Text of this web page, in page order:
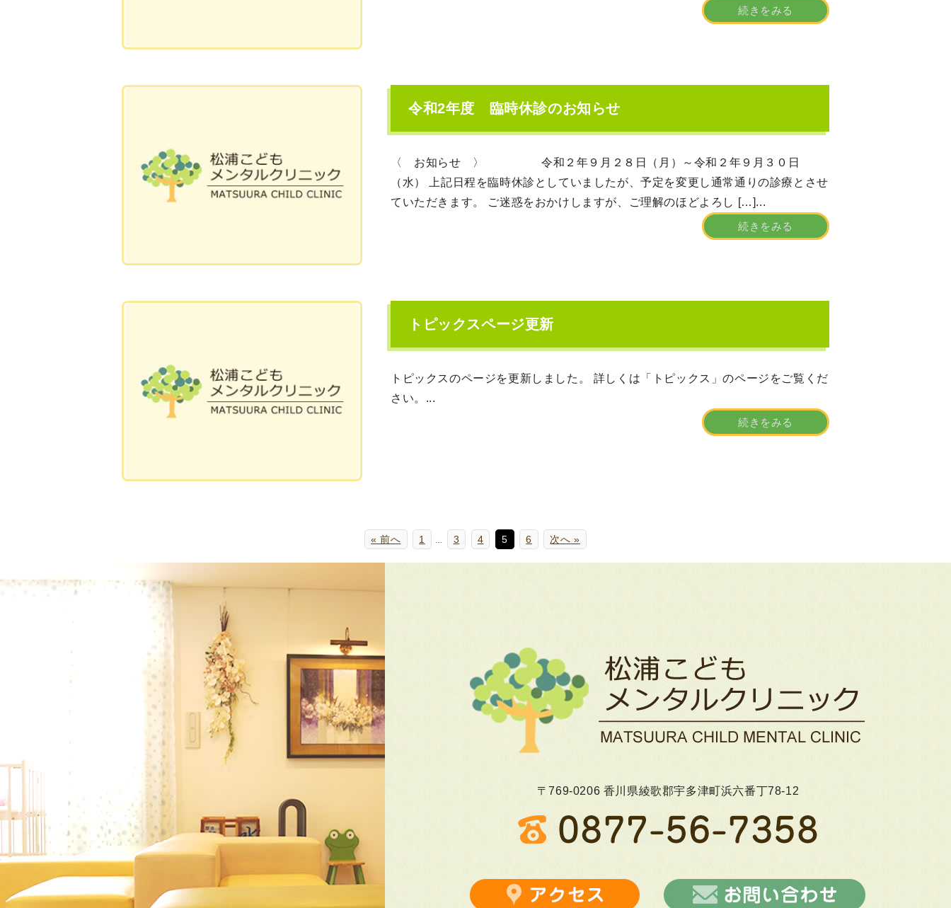
続きをみる
令和2年度 臨時休診のお知らせ
〈 お知らせ 〉 令和２年９月２８日（月）～令和２年９月３０日
（水） 上記日程を臨時休診としていましたが、予定を変更し通常通りの診療とさせ
ていただきます。 ご迷惑をおかけしますが、ご理解のほどよろし […]...
続きをみる
トピックスページ更新
トピックスのページを更新しました。 詳しくは「トピックス」のページをご覧くだ
さい。...
続きをみる
« 前へ 1 3 4 5 6 次へ »
〒769-0206 香川県綾歌郡宇多津町浜六番丁78-12